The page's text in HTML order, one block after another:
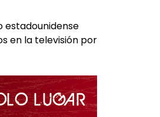
estadounidense
en la televisión por